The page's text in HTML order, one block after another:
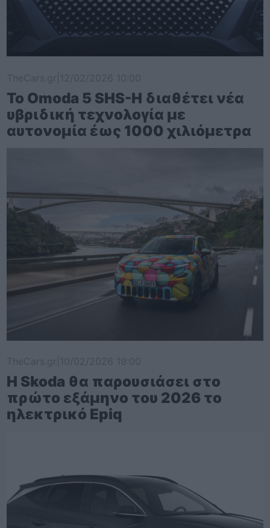
Το Omoda 5 SHS-H διαθέτει νέα
υβριδική τεχνολογία με
αυτονομία έως 1000 χιλιόμετρα
Η Skoda θα παρουσιάσει στο
πρώτο εξάμηνο του 2026 το
ηλεκτρικό Epiq